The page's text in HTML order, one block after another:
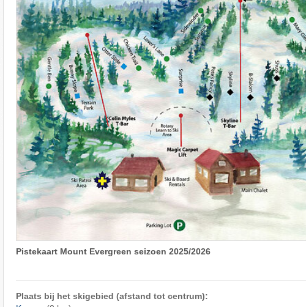
Pistekaart Mount Evergreen seizoen 2025/2026
Plaats bij het skigebied (afstand tot centrum):